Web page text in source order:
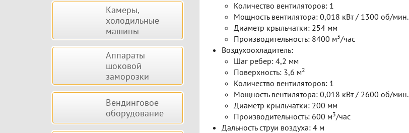
Количество вентиляторов: 1
Мощность вентилятора: 0,018 кВт / 1300 об/мин.
Диаметр крыльчатки: 254 мм
Производительность: 8400 м3/час
Воздухоохладитель:
Шаг ребер: 4,2 мм
Поверхность: 3,6 м2
Количество вентиляторов: 1
Мощность вентилятора: 0,018 кВт / 2600 об/мин.
Диаметр крыльчатки: 200 мм
Производительность: 600 м3/час
Дальность струи воздуха: 4 м
Камеры,
холодильные
машины
Аппараты
шоковой
заморозки
Вендинговое
оборудование